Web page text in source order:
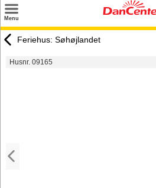
Menu
Tilbud
Feriehus: Søhøjlandet
Husnr. 09165